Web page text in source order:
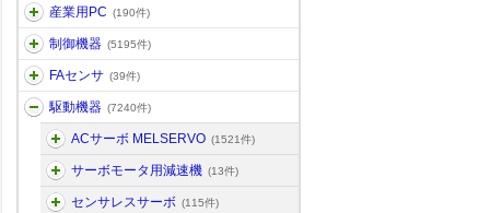
産業用PC (190件)
制御機器 (5195件)
FAセンサ (39件)
駆動機器 (7240件)
ACサーボ MELSERVO (1521件)
サーボモータ用減速機 (13件)
センサレスサーボ (115件)